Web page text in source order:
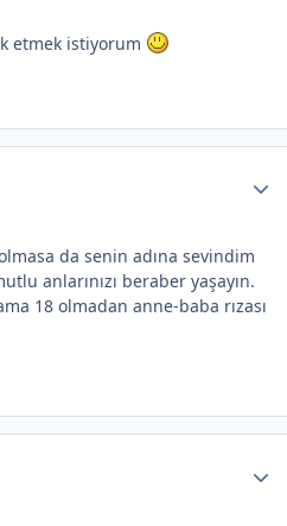
etmek istiyorum
da senin adına sevindim
anlarınızı beraber yaşayın.
18 olmadan anne-baba rızası